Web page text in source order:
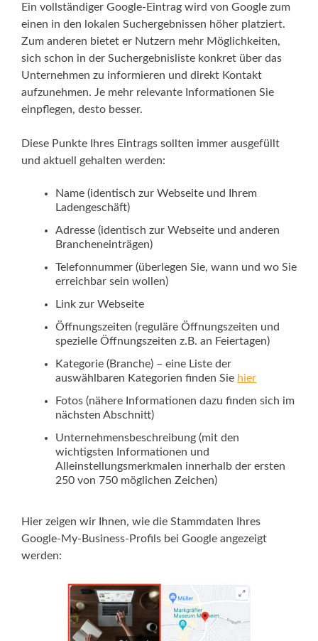
Ein vollständiger Google-Eintrag wird von Google zum
einen in den lokalen Suchergebnissen höher platziert.
Zum anderen bietet er Nutzern mehr Möglichkeiten,
sich schon in der Suchergebnisliste konkret über das
Unternehmen zu informieren und direkt Kontakt
aufzunehmen. Je mehr relevante Informationen Sie
einpflegen, desto besser.
Diese Punkte Ihres Eintrags sollten immer ausgefüllt
und aktuell gehalten werden:
Name (identisch zur Webseite und Ihrem
Ladengeschäft)
Adresse (identisch zur Webseite und anderen
Brancheneinträgen)
Telefonnummer (überlegen Sie, wann und wo Sie
erreichbar sein wollen)
Link zur Webseite
Öffnungszeiten (reguläre Öffnungszeiten und
spezielle Öffnungszeiten z.B. an Feiertagen)
Kategorie (Branche) – eine Liste der
auswählbaren Kategorien finden Sie hier
Fotos (nähere Informationen dazu finden sich im
nächsten Abschnitt)
Unternehmensbeschreibung (mit den
wichtigsten Informationen und
Alleinstellungsmerkmalen innerhalb der ersten
250 von 750 möglichen Zeichen)
Hier zeigen wir Ihnen, wie die Stammdaten Ihres
Google-My-Business-Profils bei Google angezeigt
werden: